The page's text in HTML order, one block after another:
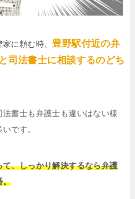
に頼む時、 豊野駅付近の弁
司法書士に相談するのどち
書士も弁護士も違いはない様
です。
、しっかり解決するなら弁護
。